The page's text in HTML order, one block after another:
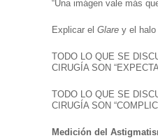
“Una imágen vale más
Explicar el Glare y el halo
TODO LO QUE SE
CIRUGÍA SON
TODO LO QUE SE
CIRUGÍA SON
Medición del